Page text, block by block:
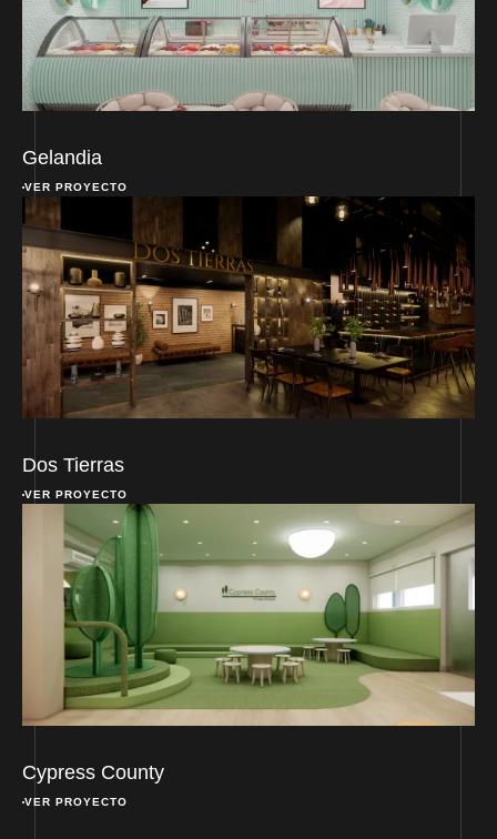
Gelandia
VER PROYECTO
Dos Tierras
VER PROYECTO
Cypress County
VER PROYECTO